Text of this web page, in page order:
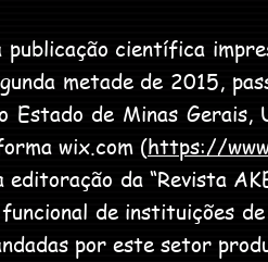
científica
metade de 2015,
Estado de Minas Gerais,
wix.com (https://
da “Revista
de instituições
por este setor